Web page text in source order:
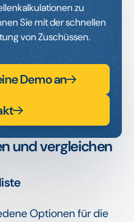
zu
Sie mit der schnellen
von Zuschüssen.
Demo an
und vergleichen
Optionen für die